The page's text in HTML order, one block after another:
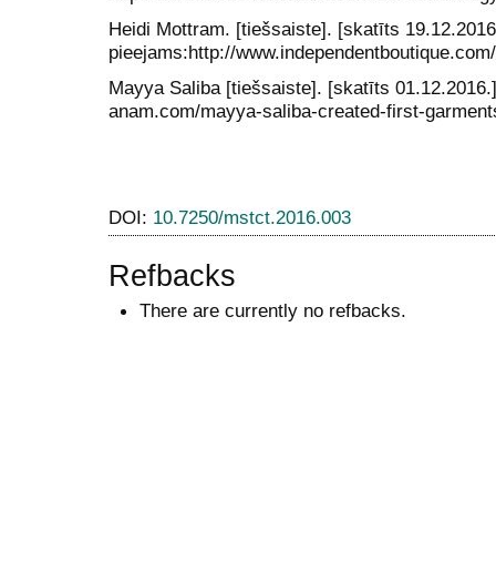
Heidi Mottram. [tiešsaiste]. [skatīts
pieejams:http://
Mayya Saliba [tiešsaiste]. [skatīts
anam.com/mayya-saliba-created-first-
DOI: 10.7250/mstct.2016.003
Refbacks
There are currently no refbacks.